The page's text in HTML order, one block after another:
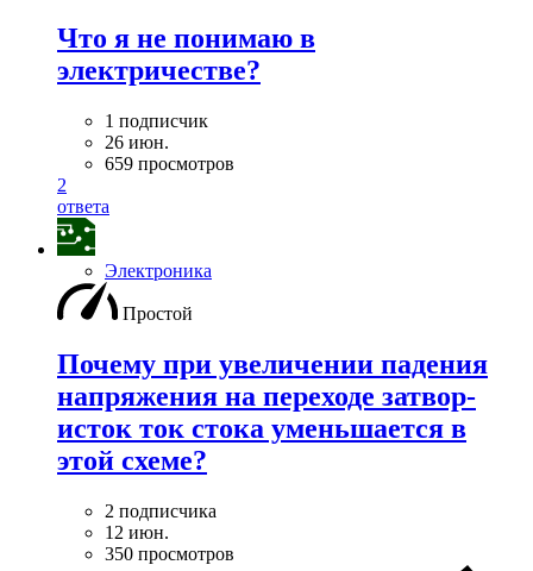
Что я не понимаю в
электричестве?
1 подписчик
26 июн.
659 просмотров
2
ответа
Электроника
Простой
Почему при увеличении падения
напряжения на переходе затвор-
исток ток стока уменьшается в
этой схеме?
2 подписчика
12 июн.
350 просмотров